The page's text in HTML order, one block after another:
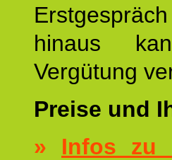
hinaus
Vergütung
Preise und
» Infos zu